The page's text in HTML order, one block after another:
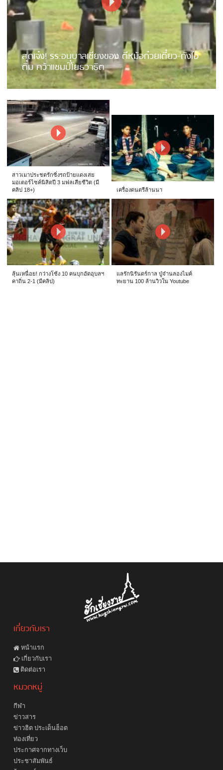
สุดเจ๋ง! รร.อนุบาลเชียงของ ตีหม้อก๋วยเตี๋ยว-ถังไอ
ติม คว้าแชมป์โยธวาธิต
สาวเมาประชดรักซิ่งรถป้ายแดงเสย
มอเตอร์ไซค์นิสิตปี 3 มฟลเสียชีวิต (มี
คลิป 18+)
เครื่องดนตรีล้านนา
ลุ้นเหนื่อย! กว่างโซ้ง 10 คนบุกอัดอุบลฯ
คาถิ่น 2-1 (มีคลิป)
แลรักนิรันดร์กาล ปู่จ๋านลองไมค์
ทะยาน 100 ล้านวิวใน Youtube
เกี่ยวกับเรา
หน้าแรก
เกี่ยวกับเรา
ติดต่อเรา
หมวดหมู่
กีฬา
ข่าวสาร
ข่าวฮิต ประเด็นฮ็อต
ท่องเที่ยว
ประกาศจากทางเว็บ
ประชาสัมพันธ์